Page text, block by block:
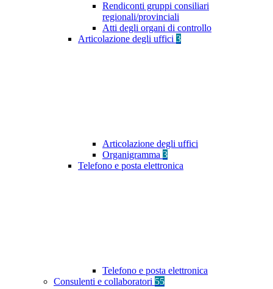
Rendiconti gruppi consiliari
regionali/provinciali
Atti degli organi di controllo
Articolazione degli uffici 3
Articolazione degli uffici
Organigramma 3
Telefono e posta elettronica
Telefono e posta elettronica
Consulenti e collaboratori 55